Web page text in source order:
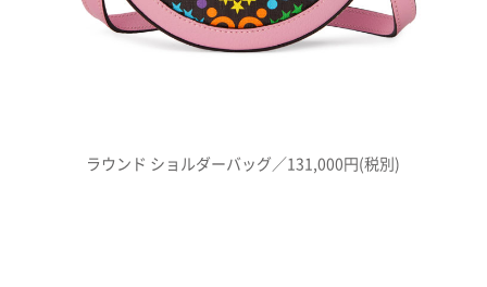
ラウンド ショルダーバッグ／131,000円(税別)